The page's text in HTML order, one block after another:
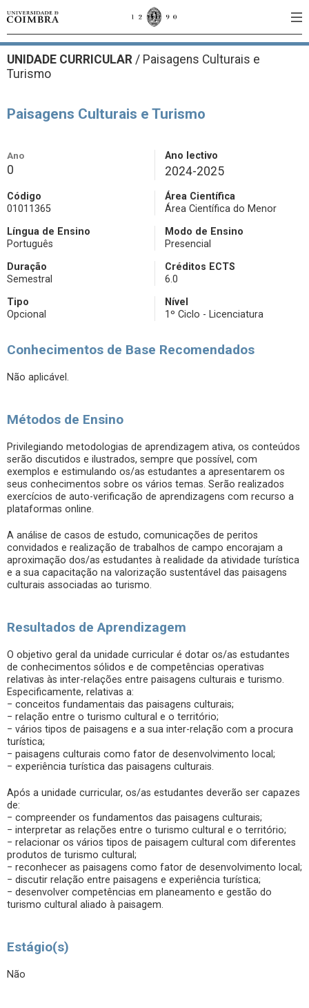
UNIDADE CURRICULAR / Paisagens Culturais e
Turismo
Paisagens Culturais e Turismo
Ano
0
Ano lectivo
2024-2025
Código
01011365
Área Científica
Área Científica do Menor
Língua de Ensino
Português
Modo de Ensino
Presencial
Duração
Semestral
Créditos ECTS
6.0
Tipo
Opcional
Nível
1º Ciclo - Licenciatura
Conhecimentos de Base Recomendados
Não aplicável.
Métodos de Ensino
Privilegiando metodologias de aprendizagem ativa, os conteúdos
serão discutidos e ilustrados, sempre que possível, com
exemplos e estimulando os/as estudantes a apresentarem os
seus conhecimentos sobre os vários temas. Serão realizados
exercícios de auto-verificação de aprendizagens com recurso a
plataformas online.
A análise de casos de estudo, comunicações de peritos
convidados e realização de trabalhos de campo encorajam a
aproximação dos/as estudantes à realidade da atividade turística
e a sua capacitação na valorização sustentável das paisagens
culturais associadas ao turismo.
Resultados de Aprendizagem
O objetivo geral da unidade curricular é dotar os/as estudantes
de conhecimentos sólidos e de competências operativas
relativas às inter-relações entre paisagens culturais e turismo.
Especificamente, relativas a:
− conceitos fundamentais das paisagens culturais;
− relação entre o turismo cultural e o território;
− vários tipos de paisagens e a sua inter-relação com a procura
turística;
− paisagens culturais como fator de desenvolvimento local;
− experiência turística das paisagens culturais.
Após a unidade curricular, os/as estudantes deverão ser capazes
de:
− compreender os fundamentos das paisagens culturais;
− interpretar as relações entre o turismo cultural e o território;
− relacionar os vários tipos de paisagem cultural com diferentes
produtos de turismo cultural;
− reconhecer as paisagens como fator de desenvolvimento local;
− discutir relação entre paisagens e experiência turística;
− desenvolver competências em planeamento e gestão do
turismo cultural aliado à paisagem.
Estágio(s)
Não